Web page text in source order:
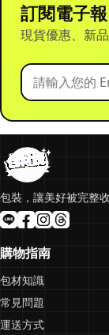
訂閱電子報
現貨優惠、新
包裝，讓美好被完整收
購物指南
包材知識
常見問題
運送方式